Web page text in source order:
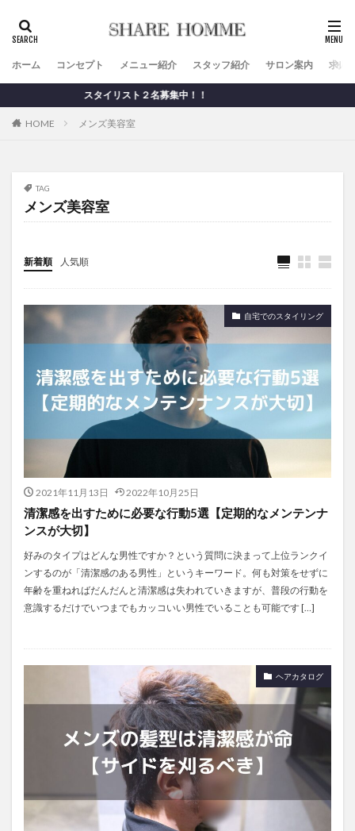
ホーム コンセプト メニュー紹介 スタッフ紹介 サロン案内 求人
スタイリスト２名募集中！！
HOME メンズ美容室
TAG
メンズ美容室
新着順 人気順
自宅でのスタイリング
2021年11月13日 2022年10月25日
清潔感を出すために必要な行動5選【定期的なメンテンナ
ンスが大切】
好みのタイプはどんな男性ですか？という質問に決まって上位ランクイ
ンするのが「清潔感のある男性」というキーワード。何も対策をせずに
年齢を重ねればだんだんと清潔感は失われていきますが、普段の行動を
意識するだけでいつまでもカッコいい男性でいることも可能です […]
ヘアカタログ